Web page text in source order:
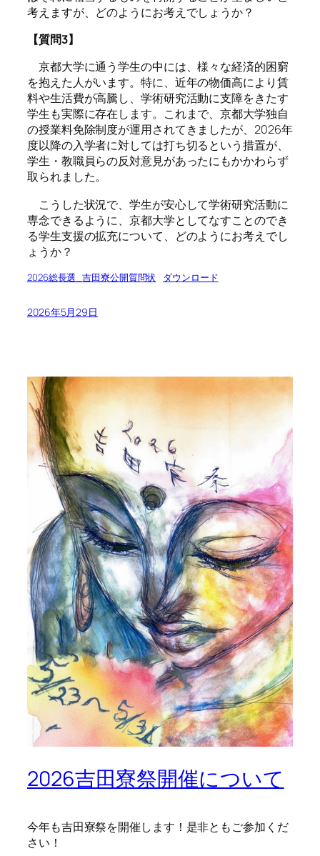
考えますが、どのようにお考えでしょうか？
【質問3】
京都大学に通う学生の中には、様々な経済的困窮
を抱えた人がいます。特に、近年の物価高により賃
料や生活費が高騰し、学術研究活動に支障をきたす
学生も実際に存在します。これまで、京都大学独自
の授業料免除制度が運用されてきましたが、2026年
度以降の入学者に対しては打ち切るという措置が、
学生・教職員らの反対意見があったにもかかわらず
取られました。
こうした状況で、学生が安心して学術研究活動に
専念できるように、京都大学としてなすことのでき
る学生支援の拡充について、どのようにお考えでし
ょうか？
2026総長選_吉田寮公開質問状 ダウンロード
2026年5月29日
2026吉田寮祭開催について
今年も吉田寮祭を開催します！是非ともご参加くだ
さい！